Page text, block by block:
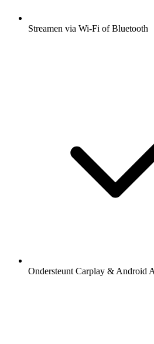
Streamen via Wi-Fi of Bluetooth
Ondersteunt Carplay & Android